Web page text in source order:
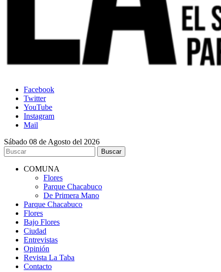
Facebook
Twitter
YouTube
Instagram
Mail
Sábado 08 de Agosto del 2026
COMUNA
Flores
Parque Chacabuco
De Primera Mano
Parque Chacabuco
Flores
Bajo Flores
Ciudad
Entrevistas
Opinión
Revista La Taba
Contacto